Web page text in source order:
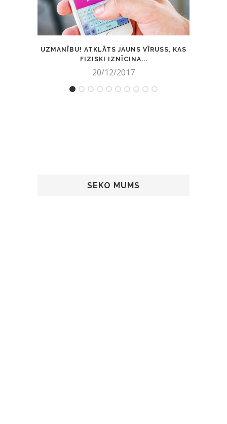
UZMANĪBU! ATKLĀTS JAUNS VĪRUSS, KAS
FIZISKI IZNĪCINA...
20/12/2017
SEKO MUMS